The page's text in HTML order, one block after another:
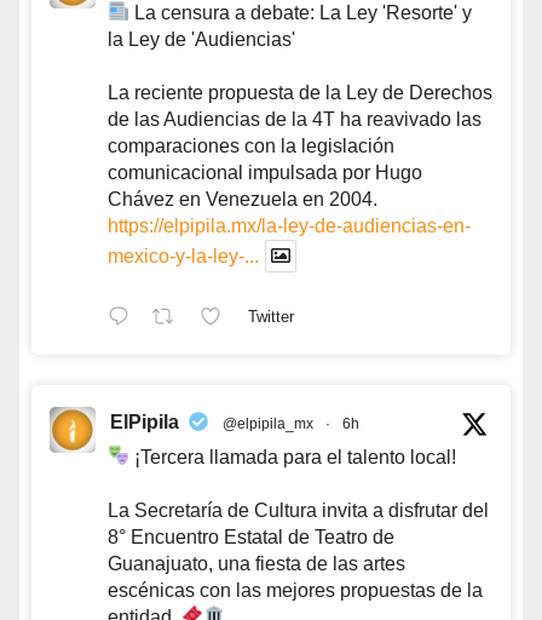
La censura a debate: La Ley 'Resorte' y
la Ley de 'Audiencias'
La reciente propuesta de la Ley de Derechos
de las Audiencias de la 4T ha reavivado las
comparaciones con la legislación
comunicacional impulsada por Hugo
Chávez en Venezuela en 2004.
https://elpipila.mx/la-ley-de-audiencias-en-
mexico-y-la-ley-...
Twitter
ElPipila @elpipila_mx · 6h
¡Tercera llamada para el talento local!
La Secretaría de Cultura invita a disfrutar del
8° Encuentro Estatal de Teatro de
Guanajuato, una fiesta de las artes
escénicas con las mejores propuestas de la